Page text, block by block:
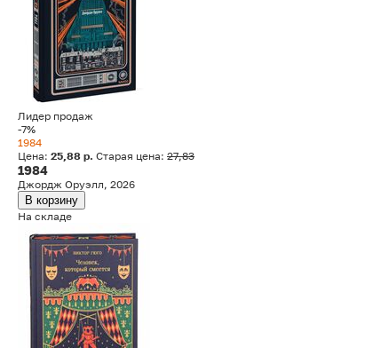
Лидер продаж
-7%
1984
Цена: 25,88 р. Старая цена: 27,83
1984
Джордж Оруэлл, 2026
В корзину
На складе